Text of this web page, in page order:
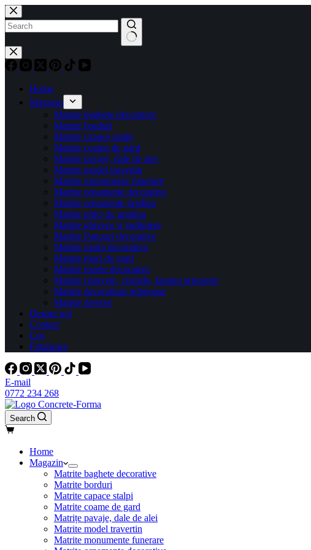
Home
Magazin
Matrite baghete decorative
Matrite borduri
Matrite capace stalpi
Matrite coame de gard
Matrițe pavaje, dale de alei
Matrite model travertin
Matrite monumente funerare
Matrite ornamente decorative
Matrite ornamente gradina
Matrite pitici de gradina
Matrițe ghivece și jardiniere
Matrite Panouri decorative
Matrite piatra decorativa
Matrite placi de gard
Matrite rozete decorative
Matrite chiuvete, cismele, fantani arteziene
Matrițe decorațiuni religioase
Matrite diverse
Despre noi
Contact
Coș
Finalizare
E-mail
0772 234 268
Search
Home
Magazin
Matrite baghete decorative
Matrite borduri
Matrite capace stalpi
Matrite coame de gard
Matrițe pavaje, dale de alei
Matrite model travertin
Matrite monumente funerare